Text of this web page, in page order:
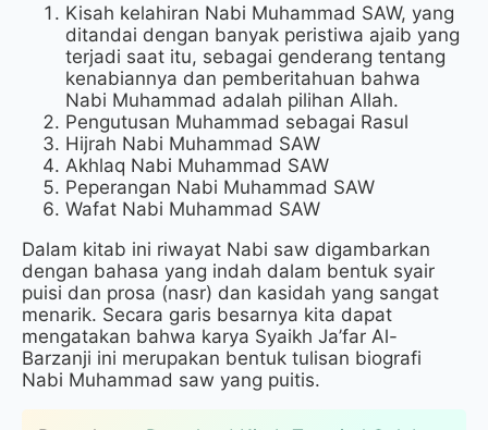
Kisah kelahiran Nabi Muhammad SAW, yang
ditandai dengan banyak peristiwa ajaib yang
terjadi saat itu, sebagai genderang tentang
kenabiannya dan pemberitahuan bahwa
Nabi Muhammad adalah pilihan Allah.
Pengutusan Muhammad sebagai Rasul
Hijrah Nabi Muhammad SAW
Akhlaq Nabi Muhammad SAW
Peperangan Nabi Muhammad SAW
Wafat Nabi Muhammad SAW
Dalam kitab ini riwayat Nabi saw digambarkan
dengan bahasa yang indah dalam bentuk syair
puisi dan prosa (nasr) dan kasidah yang sangat
menarik. Secara garis besarnya kita dapat
mengatakan bahwa karya Syaikh Ja’far Al-
Barzanji ini merupakan bentuk tulisan biografi
Nabi Muhammad saw yang puitis.